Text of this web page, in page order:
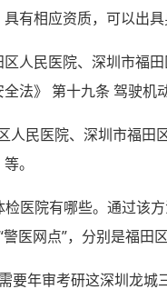
有相应资质，可以出
区人民医院、深圳市福
法》 第十九条 驾驶机
人民医院、深圳市福
。
医院有哪些。通过该
医网点”，分别是福田
要年审考研这深圳龙